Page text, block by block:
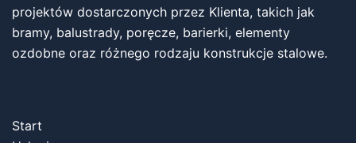
projektów dostarczonych przez Klienta, takich jak
bramy, balustrady, poręcze, barierki, elementy
ozdobne oraz różnego rodzaju konstrukcje stalowe.
Start